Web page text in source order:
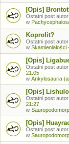
[Opis]
Ostatni post autor:
w
Koprolit?
Ostatni post autor:
w
[Opis]
Ostatni post autor:
21:05
w Ankylosauria
[Opis]
Ostatni post autor:
21:27
w
[Opis]
Ostatni post autor:
w